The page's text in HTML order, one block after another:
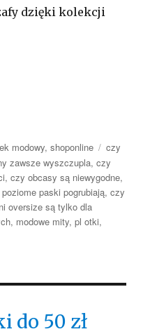
dzięki kolekcji
modowy,shoponline Tagi
czy
zawsze wyszczupla,czy
,czy obcasy są niewygodne,
paski pogrubiają,czy
oversize są tylko dla
, modowe mity,pl otki,
do 50 zł